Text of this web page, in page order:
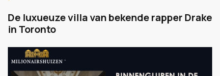
De luxueuze villa van bekende rapper Drake
in Toronto